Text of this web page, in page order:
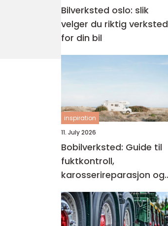
Bilverksted oslo: slik
velger du riktig verksted
for din bil
inspiration
11. July 2026
Bobilverksted: Guide til
fuktkontroll,
karosserireparasjon og
teknisk vedlikehold